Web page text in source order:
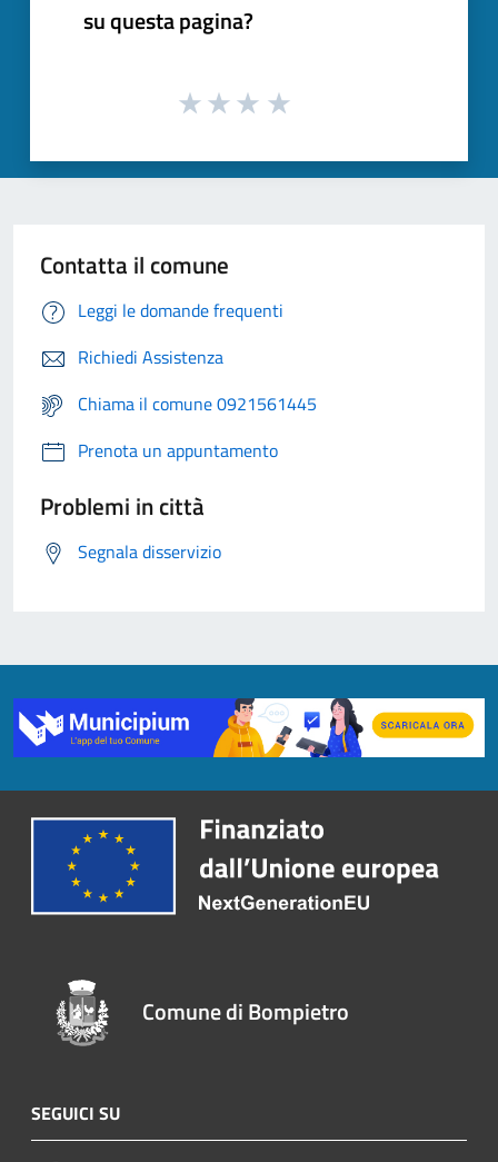
su questa pagina?
Contatta il comune
Leggi le domande frequenti
Richiedi Assistenza
Chiama il comune 0921561445
Prenota un appuntamento
Problemi in città
Segnala disservizio
Comune di Bompietro
SEGUICI SU